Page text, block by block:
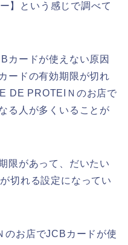
】という感じで調べて
カードが使えない原因
ードの有効期限が切れ
DE PROTEIＮのお店で
る人が多くいることが
限があって、だいたい
切れる設定になってい
お店でJCBカードが使